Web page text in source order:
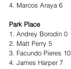
4. Marcos Araya 6
Park Place
1. Andrey Borodin 0
2. Matt Perry 5
3. Facundo Pieres 10
4. James Harper 7